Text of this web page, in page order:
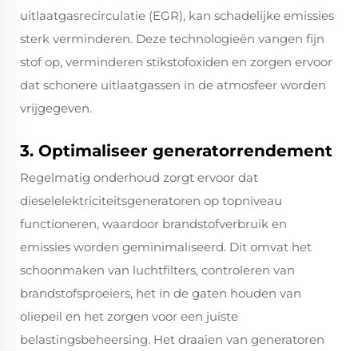
uitlaatgasrecirculatie (EGR), kan schadelijke emissies
sterk verminderen. Deze technologieën vangen fijn
stof op, verminderen stikstofoxiden en zorgen ervoor
dat schonere uitlaatgassen in de atmosfeer worden
vrijgegeven.
3. Optimaliseer generatorrendement
Regelmatig onderhoud zorgt ervoor dat
dieselelektriciteitsgeneratoren op topniveau
functioneren, waardoor brandstofverbruik en
emissies worden geminimaliseerd. Dit omvat het
schoonmaken van luchtfilters, controleren van
brandstofsproeiers, het in de gaten houden van
oliepeil en het zorgen voor een juiste
belastingsbeheersing. Het draaien van generatoren